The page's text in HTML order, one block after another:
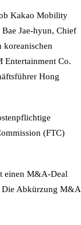
Kakao Mobility
Jae-hyun, Chief
koreanischen
Entertainment Co.
Hong
(FTC)
einen M&A-Deal
Die Abkürzung M&A